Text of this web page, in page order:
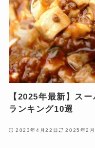
【2025年最新】ス
ランキング10選
2023年4月22日 2025年2月